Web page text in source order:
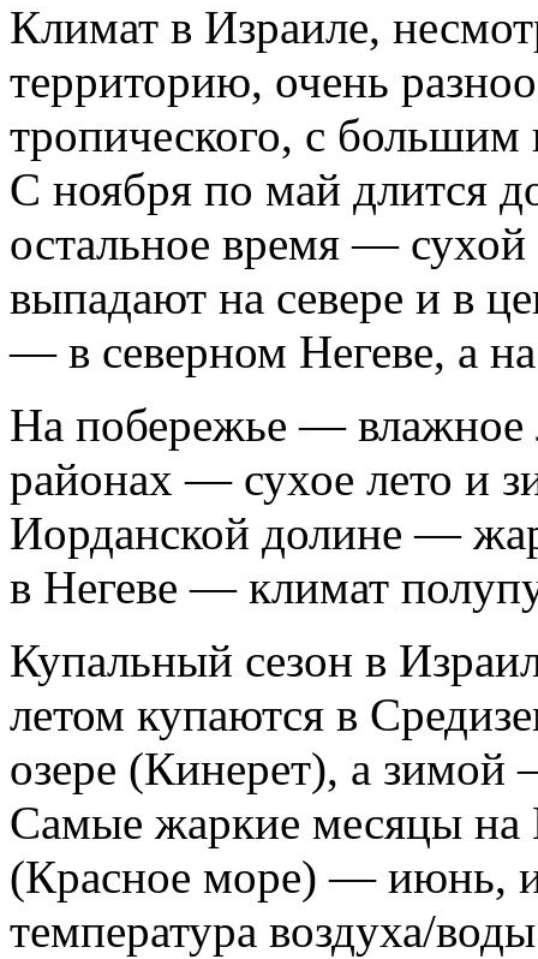
Климат в Израиле,
территорию, очень
тропического, с
С ноября по май длится
остальное время —
выпадают на севере и в
— в северном Негеве, а
На побережье — влажное
районах — сухое лето и
Иорданской долине —
в Негеве — климат
Купальный сезон в
летом купаются в
озере (Кинерет), а
Самые жаркие месяцы на
(Красное море) — июнь,
температура воздуха/